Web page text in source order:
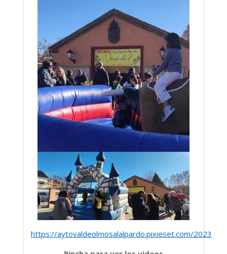
https://aytovaldeolmosalalpardo.pixieset.com/